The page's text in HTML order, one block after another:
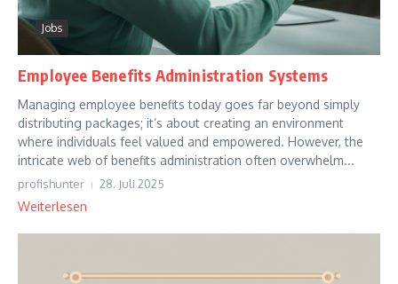
Jobs
Employee Benefits Administration Systems
Managing employee benefits today goes far beyond simply
distributing packages; it’s about creating an environment
where individuals feel valued and empowered. However, the
intricate web of benefits administration often overwhelm...
profishunter 28. Juli 2025
Weiterlesen